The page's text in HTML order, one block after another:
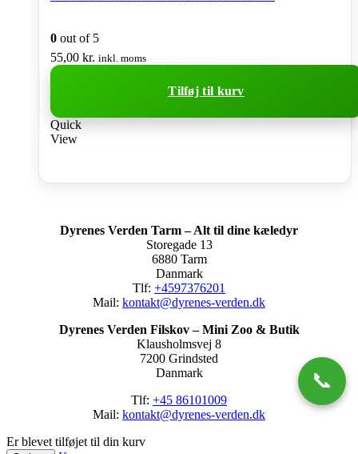
0 out of 5
55,00 kr. inkl. moms
Tilføj til kurv
Quick
View
Dyrenes Verden Tarm – Alt til dine kæledyr
Storegade 13
6880 Tarm
Danmark
Tlf: +4597376201
Mail: kontakt@dyrenes-verden.dk
Dyrenes Verden Filskov – Mini Zoo & Butik
Klausholmsvej 8
7200 Grindsted
Danmark
Tlf: +45 86101009
Mail: kontakt@dyrenes-verden.dk
Er blevet tilføjet til din kurv
📞